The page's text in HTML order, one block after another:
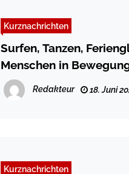
Kurznachrichten
Surfen, Tanzen,
Menschen in
Redakteur 18. Juni
Kurznachrichten